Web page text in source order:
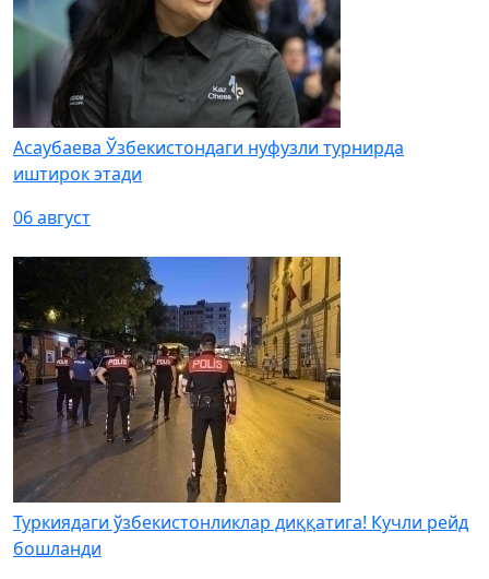
Асаубаева Ўзбекистондаги нуфузли турнирда
иштирок этади
06 август
Туркиядаги ўзбекистонликлар диққатига! Кучли рейд
бошланди